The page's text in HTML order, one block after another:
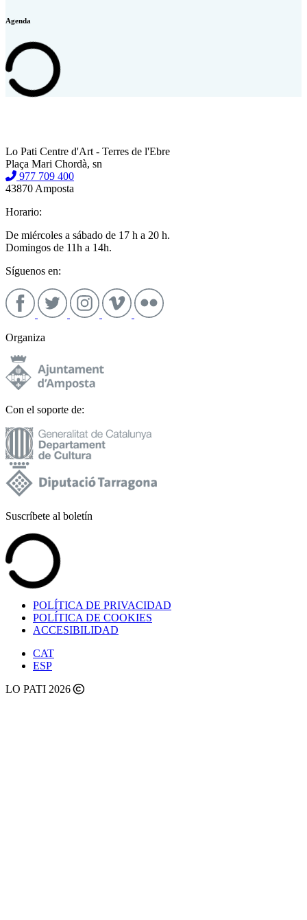
Agenda
Lo Pati Centre d'Art - Terres de l'Ebre
Plaça Mari Chordà, sn
977 709 400
43870 Amposta
Horario:
De miércoles a sábado de 17 h a 20 h.
Domingos de 11h a 14h.
Síguenos en:
Organiza
Con el soporte de:
Suscríbete al boletín
POLÍTICA DE PRIVACIDAD
POLÍTICA DE COOKIES
ACCESIBILIDAD
CAT
ESP
LO PATI 2026